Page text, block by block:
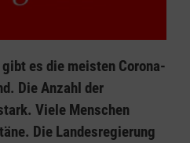
es die meisten Corona-
Die Anzahl der
Viele Menschen
Die Landesregierung